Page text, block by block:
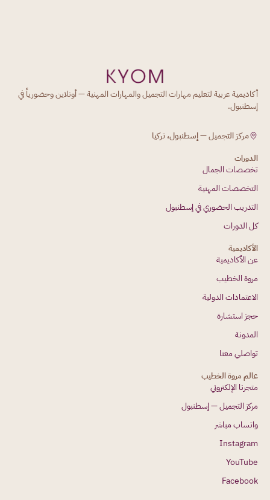
أكاديمية عربية لتعليم مهارات التجميل والمهارات المهنية — أونلاين وحضورياً في
إسطنبول.
مركز التجميل — إسطنبول، تركيا
الدورات
تخصصات الجمال
التخصصات المهنية
التدريب الحضوري في إسطنبول
كل الدورات
الأكاديمية
عن الأكاديمية
مروة الخطيب
الاعتمادات الدولية
حجز استشارة
المدونة
تواصلي معنا
عالم مروة الخطيب
متجرنا الإلكتروني
مركز التجميل — إسطنبول
واتساب مباشر
Instagram
YouTube
Facebook